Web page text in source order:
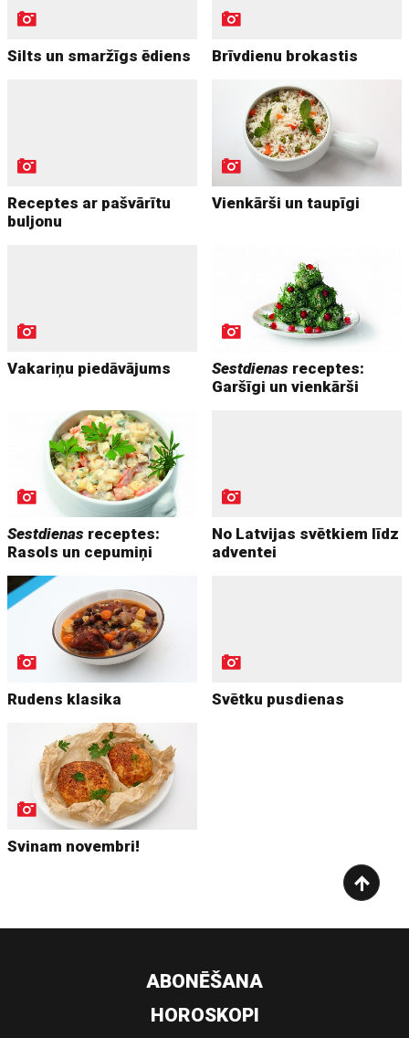
Silts un smaržīgs ēdiens Brīvdienu brokastis
Receptes ar pašvārītu
buljonu
Vienkārši un taupīgi
Vakariņu piedāvājums Sestdienas receptes:
Garšīgi un vienkārši
Sestdienas receptes:
Rasols un cepumiņi
No Latvijas svētkiem līdz
adventei
Rudens klasika Svētku pusdienas
Svinam novembri!
ABONĒŠANA
HOROSKOPI